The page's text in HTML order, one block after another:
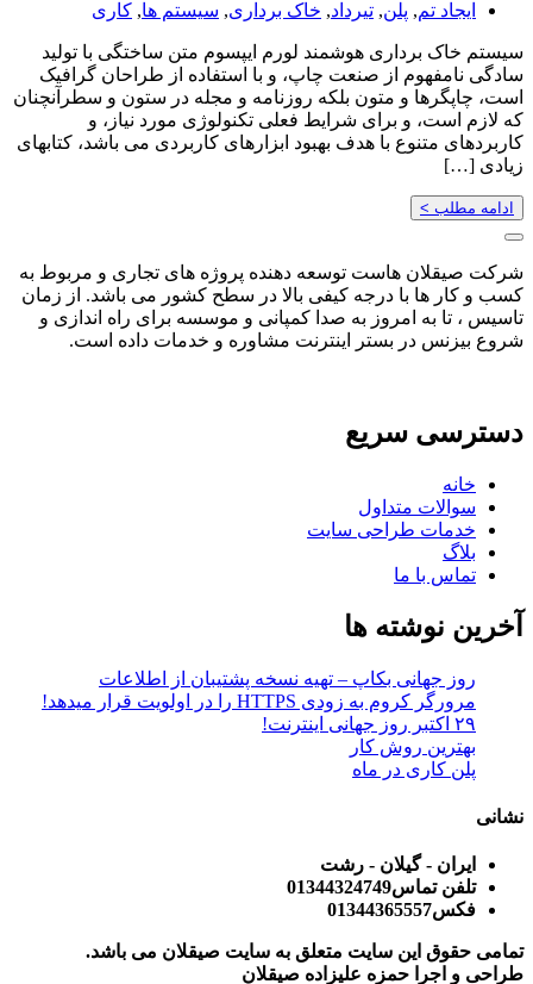
ایجاد تم, پلن, تیرداد, خاک برداری, سیستم ها, کاری
سیستم خاک برداری هوشمند لورم ایپسوم متن ساختگی با تولید
سادگی نامفهوم از صنعت چاپ، و با استفاده از طراحان گرافیک
است، چاپگرها و متون بلکه روزنامه و مجله در ستون و سطرآنچنان
که لازم است، و برای شرایط فعلی تکنولوژی مورد نیاز، و
کاربردهای متنوع با هدف بهبود ابزارهای کاربردی می باشد، کتابهای
زیادی […]
ادامه مطلب >
شرکت صیقلان هاست توسعه دهنده پروژه های تجاری و مربوط به
کسب و کار ها با درجه کیفی بالا در سطح کشور می باشد. از زمان
تاسیس ، تا به امروز به صدا کمپانی و موسسه برای راه اندازی و
شروع بیزنس در بستر اینترنت مشاوره و خدمات داده است.
دسترسی سریع
خانه
سوالات متداول
خدمات طراحی سایت
بلاگ
تماس با ما
آخرین نوشته ها
روز جهانی بکاپ – تهیه نسخه پشتیبان از اطلاعات
مرورگر کروم به زودی HTTPS را در اولویت قرار میدهد!
۲۹ اکتبر روز جهانی اینترنت!
بهترین روش کار
پلن کاری در ماه
نشانی
ایران - گیلان - رشت
تلفن تماس01344324749
فکس01344365557
تمامی حقوق این سایت متعلق به سایت صیقلان می باشد.
طراحی و اجرا حمزه علیزاده صیقلان